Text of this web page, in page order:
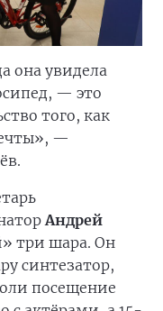
она увидела
— это
того, как
—
Андрей
три шара. Он
синтезатор,
посещение